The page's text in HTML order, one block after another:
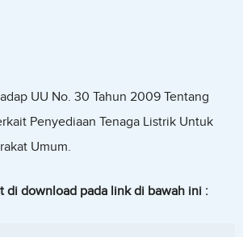
UU No. 30 Tahun 2009 Tentang
Penyediaan Tenaga Listrik Untuk
Umum.
di download pada link di bawah ini :